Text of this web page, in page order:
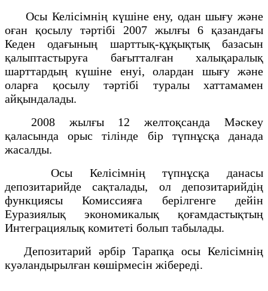
Осы Келісімнің күшіне ену, одан шығу және
оған қосылу тәртібі 2007 жылғы 6 қазандағы
Кеден одағының шарттық-құқықтық базасын
қалыптастыруға бағытталған халықаралық
шарттардың күшіне енуі, олардан шығу және
оларға қосылу тәртібі туралы хаттамамен
айқындалады.
2008 жылғы 12 желтоқсанда Мәскеу
қаласында орыс тілінде бір түпнұсқа данада
жасалды.
Осы Келісімнің түпнұсқа данасы
депозитарийде сақталады, ол депозитарийдің
функциясы Комиссияға берілгенге дейін
Еуразиялық экономикалық қоғамдастықтың
Интеграциялық комитеті болып табылады.
Депозитарий әрбір Тарапқа осы Келісімнің
куәландырылған көшірмесін жібереді.